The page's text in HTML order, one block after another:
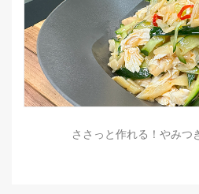
ささっと作れる！やみつ